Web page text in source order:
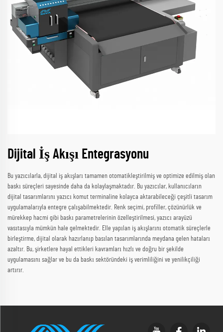
Dijital İş Akışı Entegrasyonu
Bu yazıcılarla, dijital iş akışları tamamen otomatikleştirilmiş ve optimize edilmiş olan
baskı süreçleri sayesinde daha da kolaylaşmaktadır. Bu yazıcılar, kullanıcıların
dijital tasarımlarını yazıcı komut terminaline kolayca aktarabileceği çeşitli tasarım
uygulamalarıyla entegre çalışabilmektedir. Renk seçimi, profiller, çözünürlük ve
mürekkep hacmi gibi baskı parametrelerinin özelleştirilmesi, yazıcı arayüzü
vasıtasıyla mümkün hale gelmektedir. Elle yapılan iş akışlarını otomatik süreçlerle
birleştirme, dijital olarak hazırlanıp basılan tasarımlarında meydana gelen hataları
azaltır. Bu, şirketlere hayal ettikleri kavramları hızlı ve doğru bir şekilde
uygulamasını sağlar ve bu da baskı sektöründeki iş verimliliğini ve yenilikçiliği
artırır.